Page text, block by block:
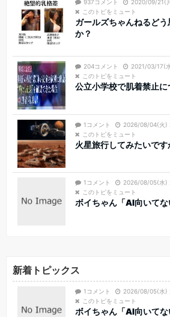
937コメント
2020/09/21(
このトピをミュート
ガールズちゃんねるど
か？
204コメント
2021/03/17(
このトピをミュート
公立小学校で肌着禁止に
1コメント
2026/08/04(火)
このトピをミュート
火星旅行してみたいです
1コメント
2026/08/05(水)
このトピをミュート
ボイちゃん「AI向いてな
新着トピックス
1コメント
2026/08/05(水)
このトピをミュート
ボイちゃん「AI向いてな